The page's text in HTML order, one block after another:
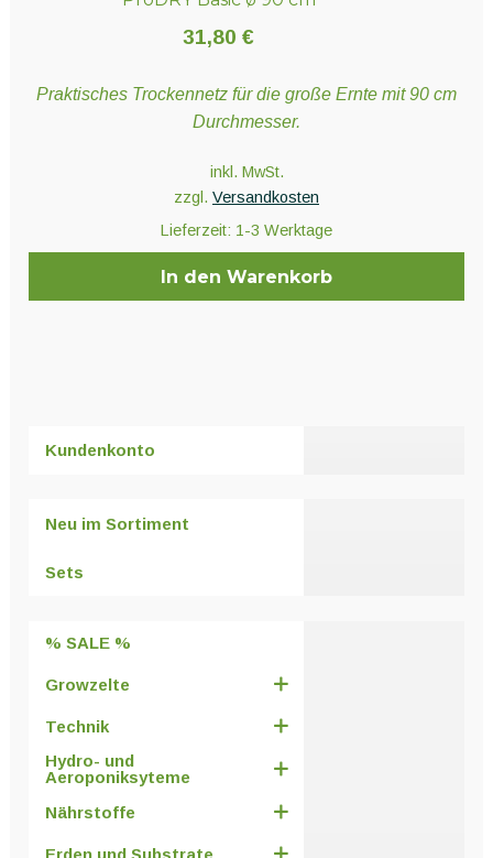
31,80€
Praktisches Trockennetz für die große Ernte mit 90 cm
Durchmesser.
inkl. MwSt.
zzgl. Versandkosten
Lieferzeit: 1-3 Werktage
In den Warenkorb
Kundenkonto
Neu im Sortiment
Sets
% SALE %
Growzelte
Technik
Hydro- und
Aeroponiksyteme
Nährstoffe
Erden und Substrate